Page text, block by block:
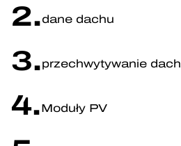
2.dane dachu
3.przechwytywanie
4.Moduły PV